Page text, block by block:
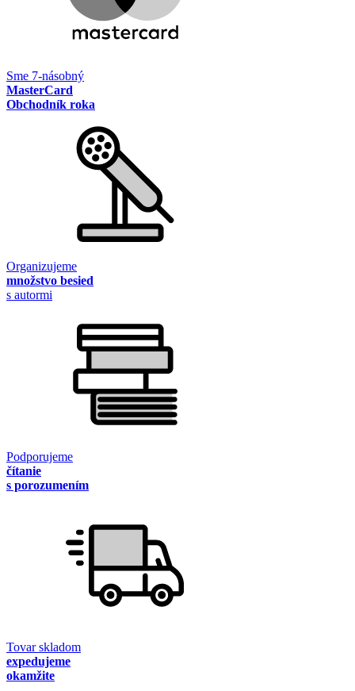
Sme 7-násobný
MasterCard
Obchodník roka
Organizujeme
množstvo besied
s autormi
Podporujeme
čítanie
s porozumením
Tovar skladom
expedujeme
okamžite